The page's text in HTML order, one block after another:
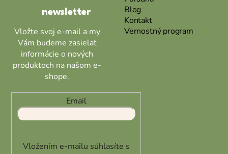
newsletter
Vložte svoj e-mail a my
Vám budeme zasielať
informácie o nových
produktoch na našom e-
shope.
Email
Vložením e-mailu súhlasíte s
Blog
Kontakt
Vernostný program